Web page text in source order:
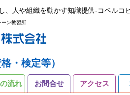
、人や組織を動かす知識提供-コベルコ
ーン教習所
・検定等）
流れ お問合せ アクセス